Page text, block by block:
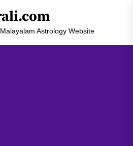
Astrology Website